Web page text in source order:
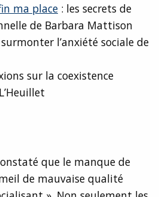
ma place : les secrets de
de Barbara Mattison
l’anxiété sociale de
sur la coexistence
que le manque de
de mauvaise qualité